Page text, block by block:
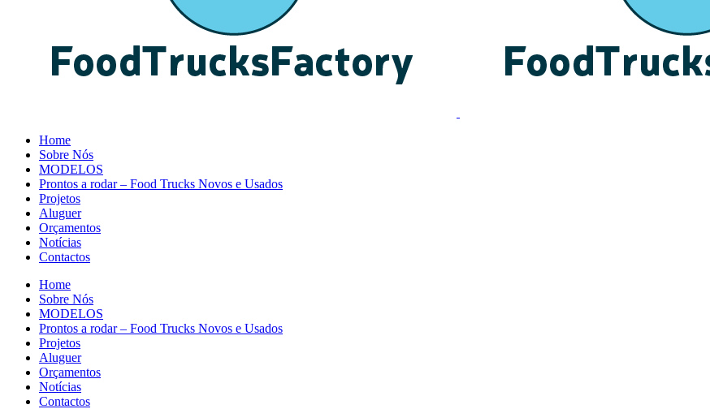
Home
Sobre Nós
MODELOS
Prontos a rodar – Food Trucks Novos e Usados
Projetos
Aluguer
Orçamentos
Notícias
Contactos
Home
Sobre Nós
MODELOS
Prontos a rodar – Food Trucks Novos e Usados
Projetos
Aluguer
Orçamentos
Notícias
Contactos